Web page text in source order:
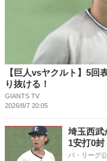
【巨人vsヤクルト】5回
り抜ける！
GIANTS TV
2026/8/7 20:05
埼玉西
1安打0封
パ・リーグ